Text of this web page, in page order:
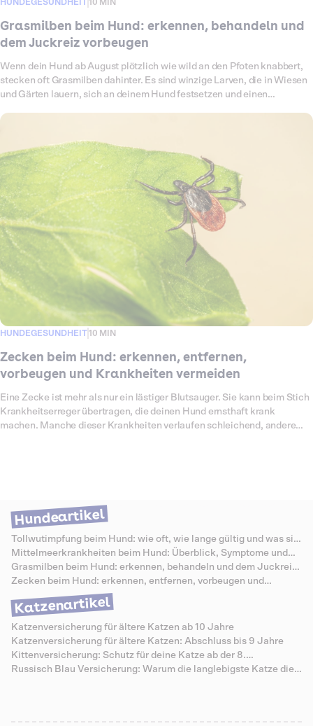
HUNDEGESUNDHEIT 10 MIN
Grasmilben beim Hund: erkennen, behandeln und
dem Juckreiz vorbeugen
Wenn dein Hund ab August plötzlich wie wild an den Pfoten knabbert,
stecken oft Grasmilben dahinter. Es sind winzige Larven, die in Wiesen
und Gärten lauern, sich an deinem Hund festsetzen und einen
sitzen, woran du einen Befall früh erkennst, was wirklich gegen den
Juckreiz hilft und wie du das Risiko senkst. Du liest auch, welche
Hausmittel sinnvoll sind und welche du dir sparen kannst. Unsere
Auswertung anonymisierter Behandlungsfälle bestätigt, was viele aus
eigener Erfahrung kennen: Grasmilbenfälle treten fast ausschließlich
im Spätsommer und Frühherbst auf.
HUNDEGESUNDHEIT10 MIN
Zecken beim Hund: erkennen, entfernen,
vorbeugen und Krankheiten vermeiden
Eine Zecke ist mehr als nur ein lästiger Blutsauger. Sie kann beim Stich
Krankheitserreger übertragen, die deinen Hund ernsthaft krank
machen. Manche dieser Krankheiten verlaufen schleichend, andere
sicher entfernst, welche Krankheiten sie übertragen und welcher
Zeckenschutz zu deinem Hund passt. Unsere Auswertung
anonymisierter Behandlungsfälle zeigt, dass sich zeckenbedingte
Erkrankungen im Frühjahr deutlich häufen und oft teuer werden.
Hundeartikel
Tollwutimpfung beim Hund: wie oft, wie lange gültig und was sie
kostet
Mittelmeerkrankheiten beim Hund: Überblick, Symptome und
Schutz
Grasmilben beim Hund: erkennen, behandeln und dem Juckreiz
vorbeugen
Zecken beim Hund: erkennen, entfernen, vorbeugen und
Krankheiten vermeiden
Katzenartikel
Katzenversicherung für ältere Katzen ab 10 Jahre
Katzenversicherung für ältere Katzen: Abschluss bis 9 Jahre
Kittenversicherung: Schutz für deine Katze ab der 8.
Lebenswoche
Russisch Blau Versicherung: Warum die langlebigste Katze die